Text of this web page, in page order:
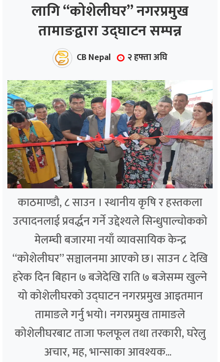
लागि “कोशेलीघर” नगरप्रमुख
तामाङद्वारा उद्घाटन सम्पन्न
CB Nepal २ हफ्ता अघि
काठमाण्डौ, ८ साउन । स्थानीय कृषि र हस्तकला
उत्पादनलाई प्रवर्द्धन गर्ने उद्देश्यले सिन्धुपाल्चोकको
मेलम्ची बजारमा नयाँ व्यावसायिक केन्द्र
“कोशेलीघर” सञ्चालनमा आएको छ। साउन ८ देखि
हरेक दिन बिहान ७ बजेदेखि राति ७ बजेसम्म खुल्ने
यो कोशेलीघरको उद्घाटन नगरप्रमुख आइतमान
तामाङले गर्नु भयो। नगरप्रमुख तामाङले
कोशेलीघरबाट ताजा फलफूल तथा तरकारी, घरेलु
अचार, मह, भान्साका आवश्यक...